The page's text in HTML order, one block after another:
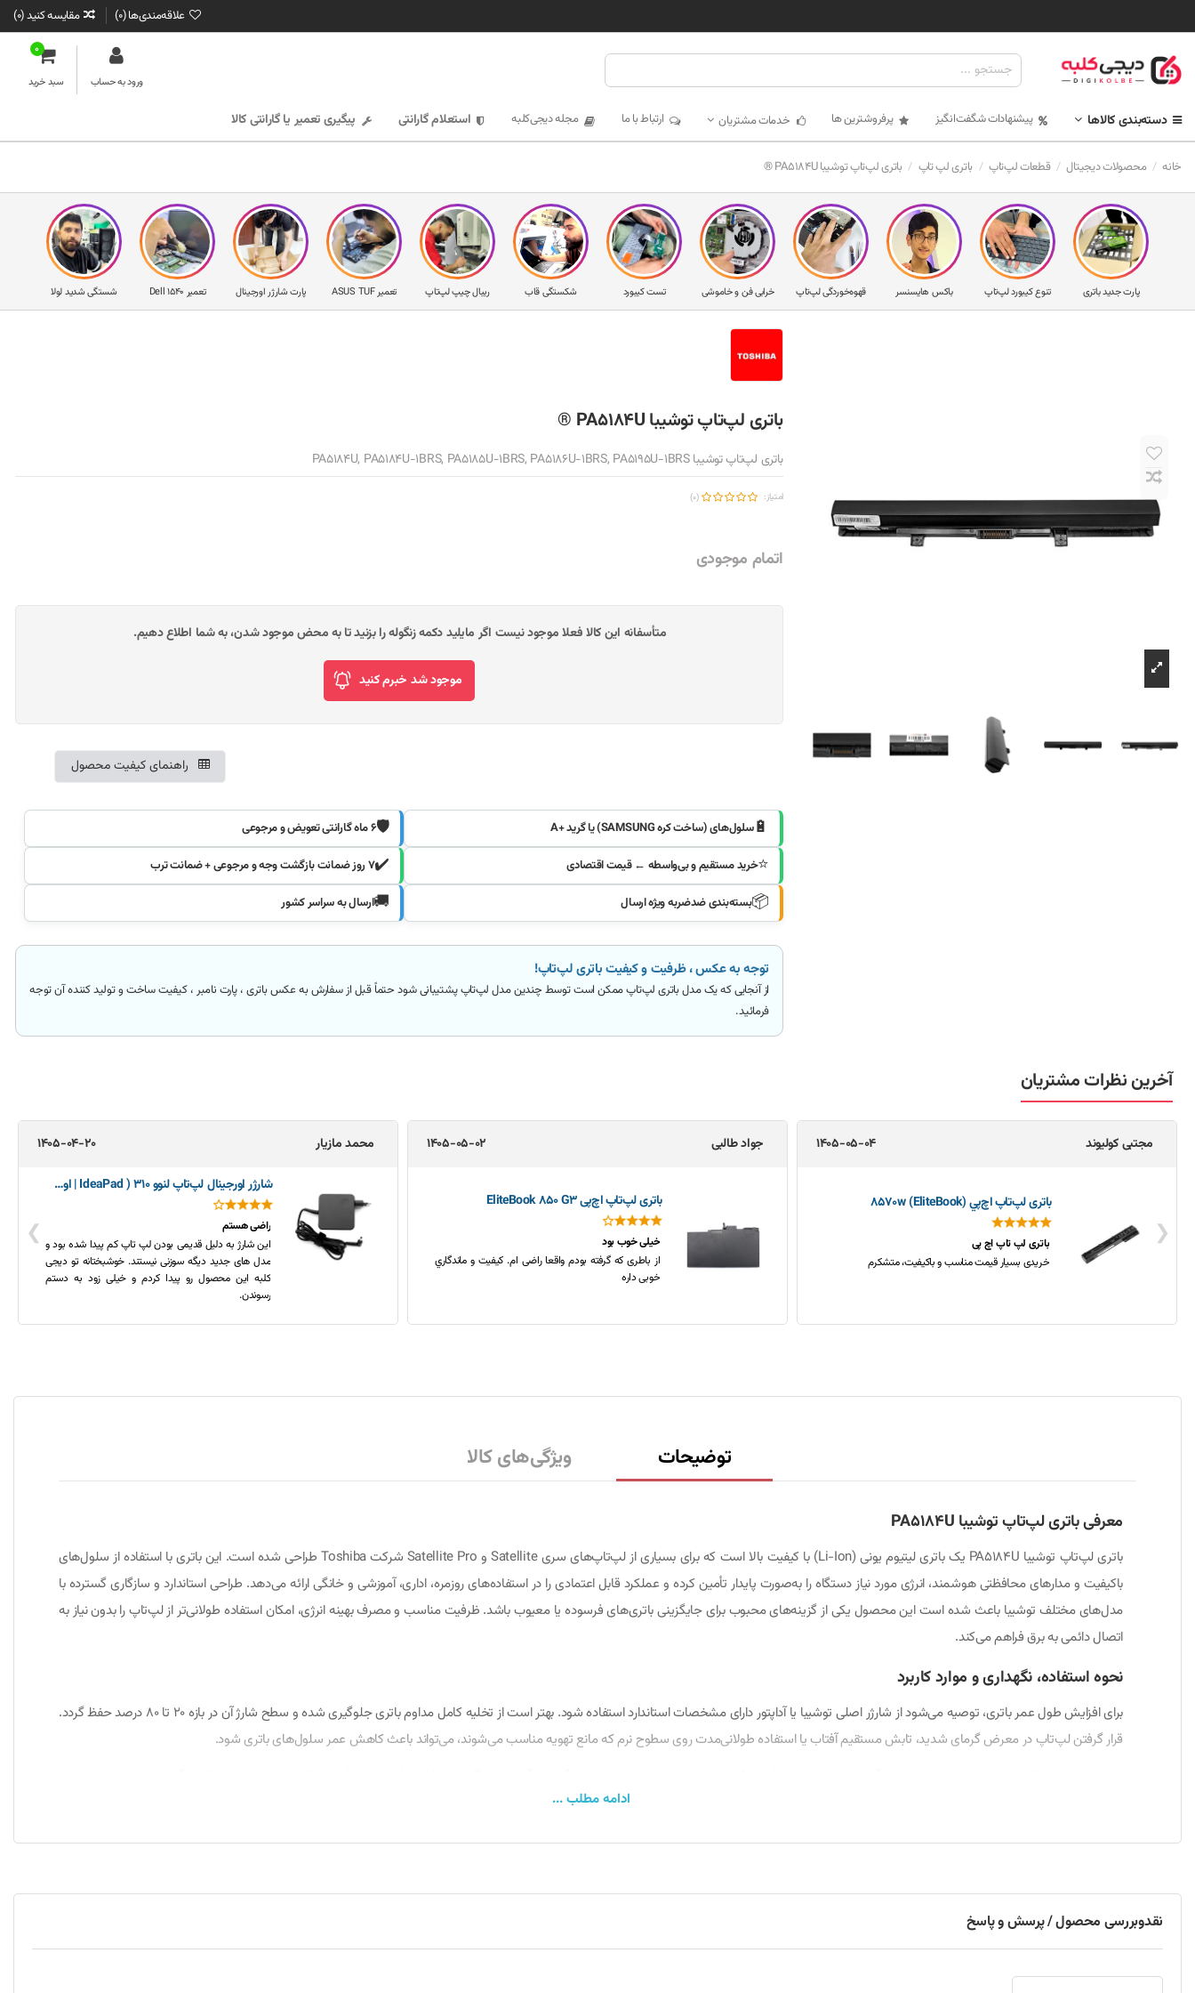
علاقه‌مندی‌ها (0
) مقایسه کنید (0
)
ورود به حساب
0
سبد خرید
دسته‌بندی کالاها پیشنهادات شگفت‌انگیز پرفروشترین ها خدمات مشتریان ارتباط با ما مجله دیجی‌کلبه استعلام گارانتی پیگیری تعمیر یا گارانتی کالا
خانه محصولات دیجیتال قطعات لپ‌تاپ باتری لپ تاپ باتری لپ‌تاپ توشیبا PA5184U ®
شستگی شدید لولا تعمیر Dell 1540 پارت شارژر اورجینال تعمیر ASUS TUF ریبال چیپ لپ‌تاپ شکستگی قاب تست کیبورد خرابی فن و خاموشی قهوه‌خوردگی لپ‌تاپ باکس هایسنسر تنوع کیبورد لپ‌تاپ پارت جدید باتری
باتری لپ‌تاپ توشیبا PA5184U ®
باتری لپ‌تاپ توشیبا PA5184U, PA5184U-1BRS, PA5185U-1BRS, PA5186U-1BRS, PA5195U-1BRS
امتیاز: (0)
اتمام موجودی
متأسفانه این کالا فعلا موجود نیست اگر مایلید دکمه زنگوله را بزنید تا به محض موجود شدن، به شما اطلاع دهیم.
موجود شد خبرم کنید
راهنمای کیفیت محصول
🔋سلول‌های (ساخت کره SAMSUNG) یا گرید +A 🛡️۶ ماه گارانتی تعویض و مرجوعی
⭐خرید مستقیم و بی‌واسطه ← قیمت اقتصادی ✔️۷ روز ضمانت بازگشت وجه و مرجوعی + ضمانت ترب
📦بسته‌بندی ضدضربه ویژه ارسال 🚚ارسال به سراسر کشور
توجه به عکس ، ظرفیت و کیفیت باتری لپ‌تاپ!
از آنجایی که یک مدل باتری لپ‌تاپ ممکن است توسط چندین مدل لپ‌تاپ پشتیبانی شود حتماً قبل از سفارش به عکس باتری ، پارت نامبر ، کیفیت ساخت و تولید کننده آن توجه
فرمائید.
آخرین نظرات مشتریان
❮
❯
مجتبی کولیوند 1405-05-04
باتری لپ‌تاپ اچ‌پي 8570w (EliteBook)
باتری لپ تاپ اچ پی
خریدی بسیار قیمت مناسب و باکیفیت، متشکرم
جواد طالبی 1405-05-02
باتری لپ‌تاپ اچ‌پی EliteBook 850 G3
خیلی خوب بود
از باطری که گرفته بودم واقعا راضی ام. کیفیت و ماندگاري
خوبی داره
محمد مازیار 1405-04-20
شارژر اورجینال لپ‌تاپ لنوو 310 ( IdeaPad | اورجینال)
راضی هستم
این شارژ به دلیل قدیمی بودن لپ تاپ کم پیدا شده بود و
مدل های جدید دیگه سوزنی نیستند. خوشبختانه تو دیجی
کلبه این محصول رو پیدا کردم و خیلی زود به دستم
رسوندن.
توضیحات ویژگی‌های کالا
معرفی باتری لپ‌تاپ توشیبا PA5184U
باتری لپ‌تاپ توشیبا PA5184U یک باتری لیتیوم یونی (Li-Ion) با کیفیت بالا است که برای بسیاری از لپ‌تاپ‌های سری Satellite و Satellite Pro شرکت Toshiba طراحی شده است. این باتری با استفاده از سلول‌های
باکیفیت و مدارهای محافظتی هوشمند، انرژی مورد نیاز دستگاه را به‌صورت پایدار تأمین کرده و عملکرد قابل اعتمادی را در استفاده‌های روزمره، اداری، آموزشی و خانگی ارائه می‌دهد. طراحی استاندارد و سازگاری گسترده با
مدل‌های مختلف توشیبا باعث شده است این محصول یکی از گزینه‌های محبوب برای جایگزینی باتری‌های فرسوده یا معیوب باشد. ظرفیت مناسب و مصرف بهینه انرژی، امکان استفاده طولانی‌تر از لپ‌تاپ را بدون نیاز به
اتصال دائمی به برق فراهم می‌کند.
نحوه استفاده، نگهداری و موارد کاربرد
برای افزایش طول عمر باتری، توصیه می‌شود از شارژر اصلی توشیبا یا آداپتور دارای مشخصات استاندارد استفاده شود. بهتر است از تخلیه کامل مداوم باتری جلوگیری شده و سطح شارژ آن در بازه 20 تا 80 درصد حفظ گردد.
قرار گرفتن لپ‌تاپ در معرض گرمای شدید، تابش مستقیم آفتاب یا استفاده طولانی‌مدت روی سطوح نرم که مانع تهویه مناسب می‌شوند، می‌تواند باعث کاهش عمر سلول‌های باتری شود.
می‌شود. مدارهای محافظ داخلی نیز از باتری در برابر اتصال کوتاه، افزایش جریان، شارژ بیش از حد و افزایش دما محافظت می‌کنند.
نحوه نصب و راه‌اندازی
عملکرد بهینه‌ای داشته باشد.
مدل‌های سازگار با باتری لپ‌تاپ توشیبا PA5184U
ادامه مطلب ...
نقدوبررسی محصول / پرسش و پاسخ